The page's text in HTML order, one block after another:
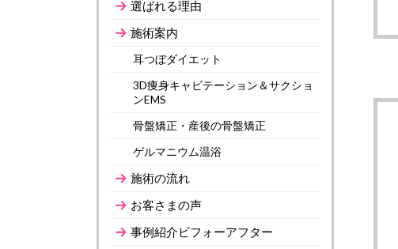
選ばれる理由
施術案内
耳つぼダイエット
3D痩身キャビテーション＆サクショ
ンEMS
骨盤矯正・産後の骨盤矯正
ゲルマニウム温浴
施術の流れ
お客さまの声
事例紹介ビフォーアフター